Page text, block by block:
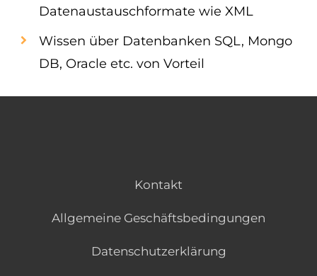
Datenaustauschformate wie XML
Wissen über Datenbanken SQL, Mongo
DB, Oracle etc. von Vorteil
Kontakt
Allgemeine Geschäftsbedingungen
Datenschutzerklärung